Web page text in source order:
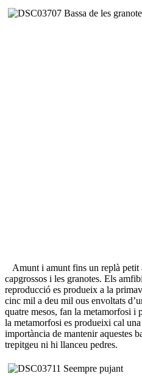
Amunt i amunt fins un replà petit
capgrossos i les granotes. Els
reproducció es produeix a la
cinc mil a deu mil ous envoltats
quatre mesos, fan la metamorfosi i
la metamorfosi es produeixi cal
importància de mantenir aquestes
trepitgeu ni hi llanceu pedres.